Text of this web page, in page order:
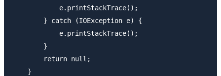
            e.printStackTrace();
        } catch (IOException e) {
            e.printStackTrace();
        }
        return null;
    }